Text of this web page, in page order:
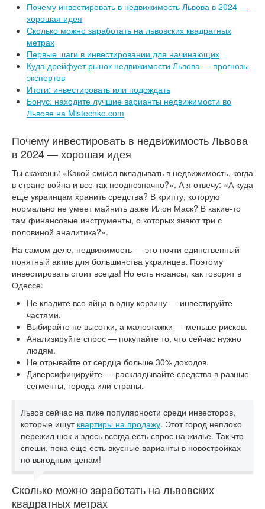
Почему инвестировать в недвижимость Львова в 2024 —
хорошая идея
Сколько можно заработать на львовских квадратных
метрах
Первые шаги в инвестировании для начинающих
Куда дрейфует рынок недвижимости Львова — прогнозы
экспертов
Итоги: инвестировать или подождать
Бонус: находите лучшие варианты недвижимости во
Львове на Mistechko.com
Почему инвестировать в недвижимость Львова
в 2024 — хорошая идея
Ты скажешь: «Какой смысл вкладывать в недвижимость, когда
в стране война и все так неоднозначно?». А я отвечу: «А куда
еще украинцам хранить средства? В крипту, которую
нормально не умеет майнить даже Илон Маск? В какие-то
там финансовые инструменты, о которых знают три с
половиной аналитика?».
На самом деле, недвижимость — это почти единственный
понятный актив для большинства украинцев. Поэтому
инвестировать стоит всегда! Но есть нюансы, как говорят в
Одессе:
Не кладите все яйца в одну корзину — инвестируйте
частями.
Выбирайте не высотки, а малоэтажки — меньше рисков.
Анализируйте спрос — покупайте то, что сейчас нужно
людям.
Не отрывайте от сердца больше 30% доходов.
Диверсифицируйте — раскладывайте средства в разные
сегменты, города или страны.
Львов сейчас на пике популярности среди инвесторов,
которые ищут квартиры на продажу. Этот город неплохо
пережил шок и здесь всегда есть спрос на жилье. Так что
спеши, пока еще есть вкусные варианты в новостройках
по выгодным ценам!
Сколько можно заработать на львовских
квадратных метрах